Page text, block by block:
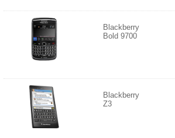
Blackberry
Bold 9700
Blackberry
Z3